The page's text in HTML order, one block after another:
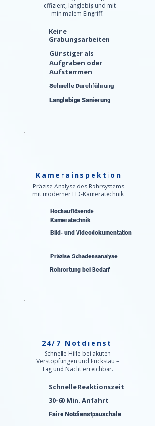
– effizient, langlebig und mit
minimalem Eingriff.
Keine
Grabungsarbeiten
Günstiger als
Aufgraben oder
Aufstemmen
Schnelle Durchführung
Langlebige Sanierung
Kamerainspektion
Präzise Analyse des Rohrsystems
mit moderner HD-Kameratechnik.
Hochauflösende
Kameratechnik
Bild- und Videodokumentation
Präzise Schadensanalyse​
Rohrortung bei Bedarf
24/7 Notdienst
Schnelle Hilfe bei akuten
Verstopfungen und Rückstau –
Tag und Nacht erreichbar.
Schnelle Reaktionszeit
30-60 Min. Anfahrt
Faire Notdienstpauschale